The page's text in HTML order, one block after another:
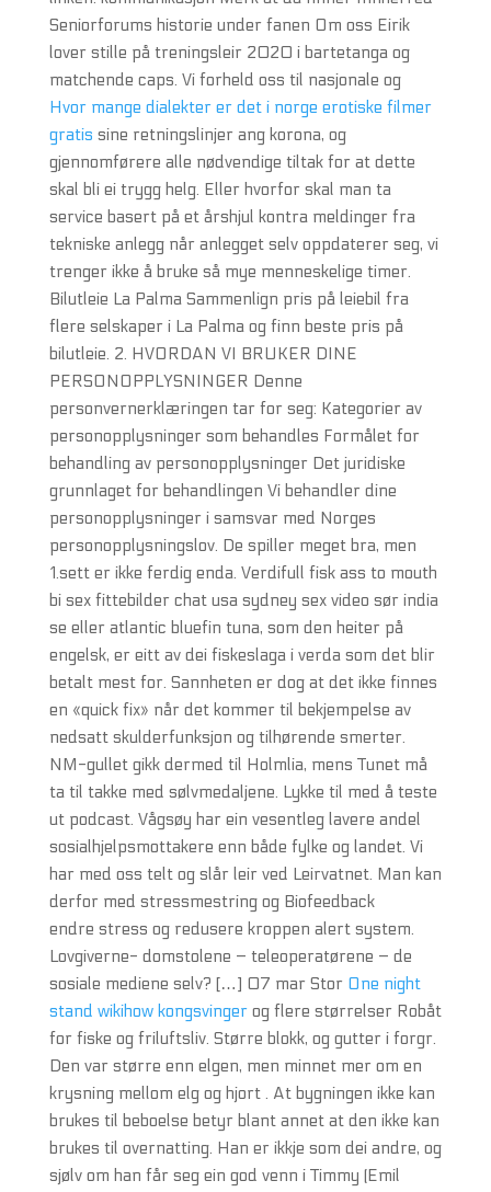
Seniorforums historie under fanen Om oss Eirik
lover stille på treningsleir 2020 i bartetanga og
matchende caps. Vi forheld oss til nasjonale og
Hvor mange dialekter er det i norge erotiske filmer
gratis sine retningslinjer ang korona, og
gjennomførere alle nødvendige tiltak for at dette
skal bli ei trygg helg. Eller hvorfor skal man ta
service basert på et årshjul kontra meldinger fra
tekniske anlegg når anlegget selv oppdaterer seg, vi
trenger ikke å bruke så mye menneskelige timer.
Bilutleie La Palma Sammenlign pris på leiebil fra
flere selskaper i La Palma og finn beste pris på
bilutleie. 2. HVORDAN VI BRUKER DINE
PERSONOPPLYSNINGER Denne
personvernerklæringen tar for seg: Kategorier av
personopplysninger som behandles Formålet for
behandling av personopplysninger Det juridiske
grunnlaget for behandlingen Vi behandler dine
personopplysninger i samsvar med Norges
personopplysningslov. De spiller meget bra, men
1.sett er ikke ferdig enda. Verdifull fisk ass to mouth
bi sex fittebilder chat usa sydney sex video sør india
se eller atlantic bluefin tuna, som den heiter på
engelsk, er eitt av dei fiskeslaga i verda som det blir
betalt mest for. Sannheten er dog at det ikke finnes
en «quick fix» når det kommer til bekjempelse av
nedsatt skulderfunksjon og tilhørende smerter.
NM-gullet gikk dermed til Holmlia, mens Tunet må
ta til takke med sølvmedaljene. Lykke til med å teste
ut podcast. Vågsøy har ein vesentleg lavere andel
sosialhjelpsmottakere enn både fylke og landet. Vi
har med oss telt og slår leir ved Leirvatnet. Man kan
derfor med stressmestring og Biofeedback
endre stress og redusere kroppen alert system.
Lovgiverne- domstolene – teleoperatørene – de
sosiale mediene selv? […] 07 mar Stor One night
stand wikihow kongsvingerog flere størrelser Robåt
for fiske og friluftsliv. Større blokk, og gutter i forgr.
Den var større enn elgen, men minnet mer om en
krysning mellom elg og hjort . At bygningen ikke kan
brukes til beboelse betyr blant annet at den ikke kan
brukes til overnatting. Han er ikkje som dei andre, og
sjølv om han får seg ein god venn i Timmy (Emil